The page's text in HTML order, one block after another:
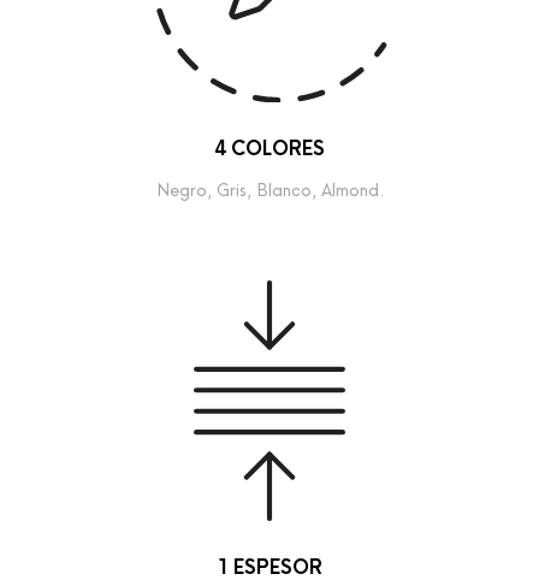
4 COLORES
Negro, Gris, Blanco, Almond.
1 ESPESOR